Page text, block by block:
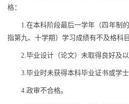
格：
1.在本科阶段最后一学年（四年制
指第九、十学期）学习成绩有不及格科目
2.毕业设计（论文）未取得良好及以
3.毕业时未获得本科毕业证书或学士
4.政审不合格。